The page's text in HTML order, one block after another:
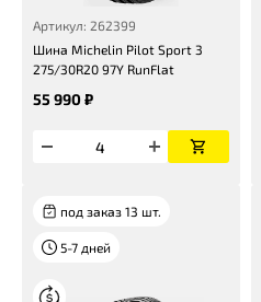
Артикул: 262399
Шина Michelin Pilot Sport 3
275/30R20 97Y RunFlat
55 990 ₽
под заказ 13 шт.
5-7 дней